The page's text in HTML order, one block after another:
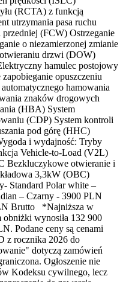
(RCTA) z funkcją
utrzymania pasa ruchu
(FCW) Ostrzeganie
o niezamierzonej zmianie
drzwi (DOW)
hamulec postojowy
opuszczeniu
hamowania
znaków drogowych
(HBA) System
(CDP) System kontroli
pod górę (HHC)
i wydajność: Tryby
Vehicle-to-Load (V2L)
Bezkluczykowe otwieranie i
3,3kW (OBC)
Standard Polar white –
– Czarny - 3900 PLN
Brutto *Najniższa w
wynosiła 132 900
Podane ceny są cenami
z rocznika 2026 do
dotyczą zamówień
Ogłoszenie nie
Kodeksu cywilnego, lecz